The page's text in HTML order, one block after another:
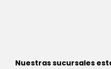
Nuestras sucursales